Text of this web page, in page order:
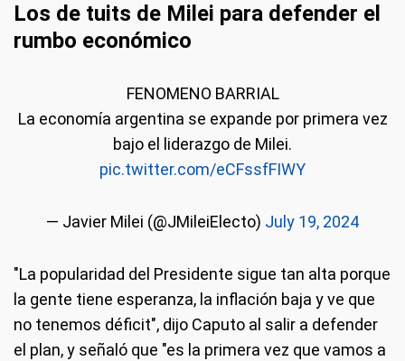
Los de tuits de Milei para defender el
rumbo económico
FENOMENO BARRIAL
La economía argentina se expande por primera vez
bajo el liderazgo de Milei.
pic.twitter.com/eCFssfFIWY
— Javier Milei (@JMileiElecto) July 19, 2024
"La popularidad del Presidente sigue tan alta porque
la gente tiene esperanza, la inflación baja y ve que
no tenemos déficit", dijo Caputo al salir a defender
el plan, y señaló que "es la primera vez que vamos a